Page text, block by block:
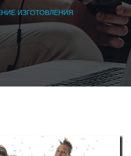
ИЗГОТОВЛЕНИЯ